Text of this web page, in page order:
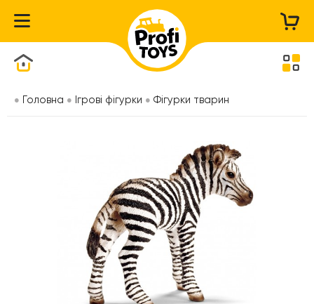
Головна Ігрові фігурки Фігурки тварин
Каталог товарів